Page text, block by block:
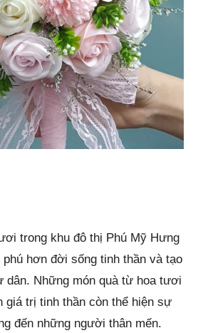
trong khu đô thị Phú Mỹ Hưng
phú hơn đời sống tinh thần và tạo
dân. Những món quà từ hoa tươi
giá trị tinh thần còn thể hiện sự
đến những người thân mến.